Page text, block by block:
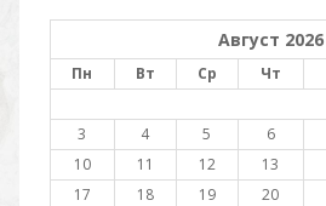
Август 2026
Пн Вт Ср Чт
3
4 5 6
10
11 12 13
17
18 19 20